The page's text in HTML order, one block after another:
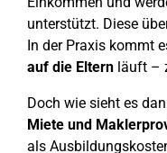
unterstützt. Diese
In der Praxis kommt
auf die Eltern läuft –
Doch wie sieht es
Miete und
als